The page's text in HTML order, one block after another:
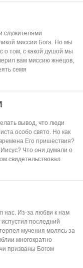
служителями
миссии Бога. Но мы
о том, с какой душой мы
вам миссию жнецов,
семя
вывод, что люди
особо свято. Но как
Его пришествия?
Иисус? Что они думали о
свидетельствовал
нас. Из-за любви к нам
последний
мучения молясь за
многократно
призваны Богом